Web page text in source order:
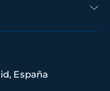
España